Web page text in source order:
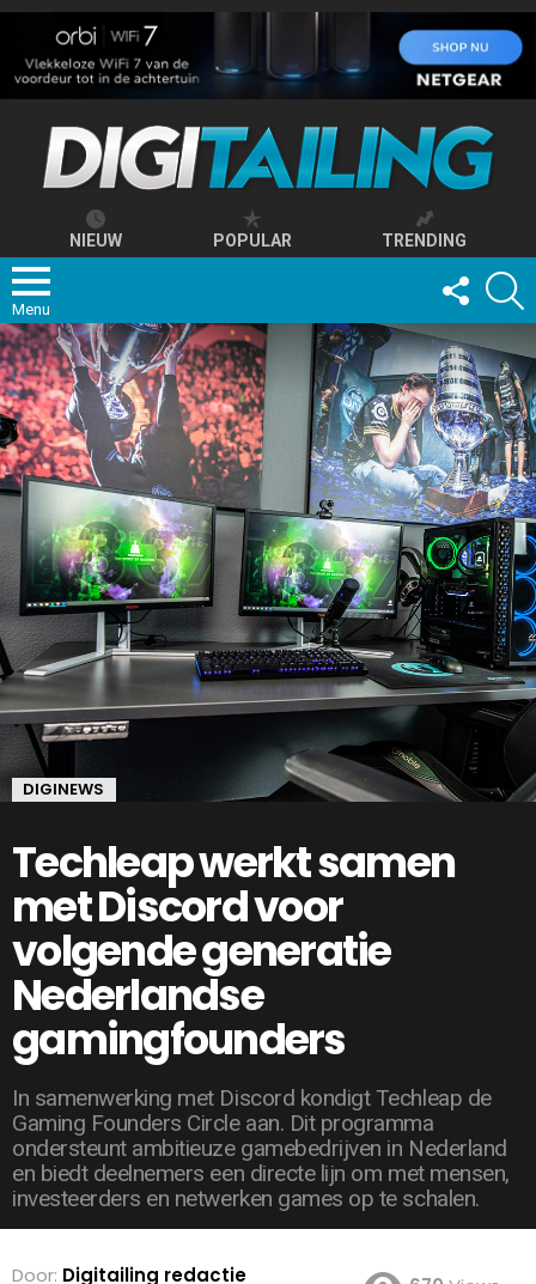
NIEUW POPULAR TRENDING
Menu
FOLLOW
US
DIGINEWS
Techleap werkt samen
met Discord voor
volgende generatie
Nederlandse
gamingfounders
In samenwerking met Discord kondigt Techleap de
Gaming Founders Circle aan. Dit programma
ondersteunt ambitieuze gamebedrijven in Nederland
en biedt deelnemers een directe lijn om met mensen,
investeerders en netwerken games op te schalen.
Door: Digitailing redactie